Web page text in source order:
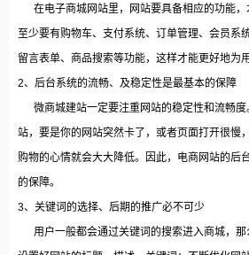
在电子商城网站里，网站要具备相应的功能，
至少要有购物车、支付系统、订单管理、会员系
留言表单、商品搜索等功能，这样才能更好地为
2、后台系统的流畅、及稳定性是最基本的保障
微商城建站一定要注重网站的稳定性和流畅度
站，要是你的网站突然卡了，或者页面打开很
购物的心情就会大大降低。因此，电商网站的后
的保障。
3、关键词的选择、后期的推广必不可少
用户一般都会通过关键词的搜索进入商城，那